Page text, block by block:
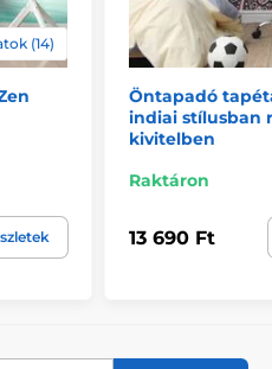
esetén a minta az adott
hogy annak egy
a méret kiválasztásával
A tapéták itt is
(3 csík), 196x270(4 csík),
csík)
(14)
Öntapadó
indiai stílusban
kivitelben
Raktáron
13 690 Ft